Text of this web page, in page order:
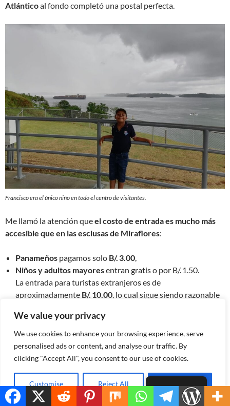
We value your privacy
We use cookies to enhance your browsing experience, serve
personalised ads or content, and analyse our traffic. By
clicking "Accept All", you consent to our use of cookies.
Customise Reject All
Atlánticoal fondo completó una postal perfecta.
Francisco era el único niño en todo el centro de visitantes.
Me llamó la atención queel costo de entrada es mucho más
accesible que en las esclusas de Miraflores:
Panameños pagamos solo B/. 3.00,
Niños y adultos mayoresentran gratis o por B/. 1.50.
La entrada para turistas extranjeros es de
aproximadamente B/. 10.00, lo cual sigue siendo razonable
Spanish